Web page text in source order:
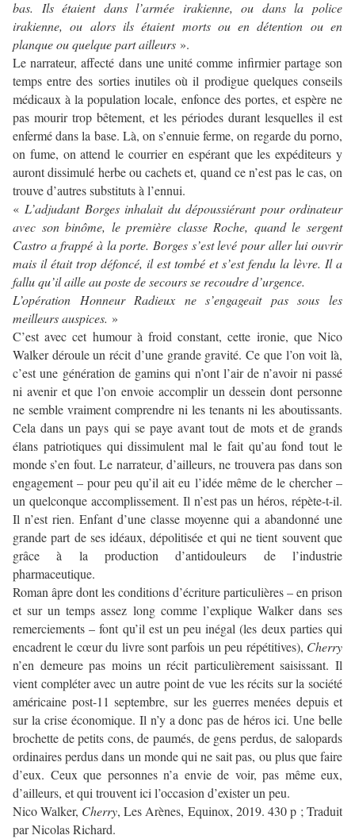
bas. Ils étaient dans l’armée irakienne, ou dans la police
irakienne, ou alors ils étaient morts ou en détention ou en
planque ou quelque part ailleurs ».
Le narrateur, affecté dans une unité comme infirmier partage son
temps entre des sorties inutiles où il prodigue quelques conseils
médicaux à la population locale, enfonce des portes, et espère ne
pas mourir trop bêtement, et les périodes durant lesquelles il est
enfermé dans la base. Là, on s’ennuie ferme, on regarde du porno,
on fume, on attend le courrier en espérant que les expéditeurs y
auront dissimulé herbe ou cachets et, quand ce n’est pas le cas, on
trouve d’autres substituts à l’ennui.
« L’adjudant Borges inhalait du dépoussiérant pour ordinateur
avec son binôme, le première classe Roche, quand le sergent
Castro a frappé à la porte. Borges s’est levé pour aller lui ouvrir
mais il était trop défoncé, il est tombé et s’est fendu la lèvre. Il a
fallu qu’il aille au poste de secours se recoudre d’urgence.
L’opération Honneur Radieux ne s’engageait pas sous les
meilleurs auspices. »
C’est avec cet humour à froid constant, cette ironie, que Nico
Walker déroule un récit d’une grande gravité. Ce que l’on voit là,
c’est une génération de gamins qui n’ont l’air de n’avoir ni passé
ni avenir et que l’on envoie accomplir un dessein dont personne
ne semble vraiment comprendre ni les tenants ni les aboutissants.
Cela dans un pays qui se paye avant tout de mots et de grands
élans patriotiques qui dissimulent mal le fait qu’au fond tout le
monde s’en fout. Le narrateur, d’ailleurs, ne trouvera pas dans son
engagement – pour peu qu’il ait eu l’idée même de le chercher –
un quelconque accomplissement. Il n’est pas un héros, répète-t-il.
Il n’est rien. Enfant d’une classe moyenne qui a abandonné une
grande part de ses idéaux, dépolitisée et qui ne tient souvent que
grâce à la production d’antidouleurs de l’industrie
pharmaceutique.
Roman âpre dont les conditions d’écriture particulières – en prison
et sur un temps assez long comme l’explique Walker dans ses
remerciements – font qu’il est un peu inégal (les deux parties qui
encadrent le cœur du livre sont parfois un peu répétitives), Cherry
n’en demeure pas moins un récit particulièrement saisissant. Il
vient compléter avec un autre point de vue les récits sur la société
américaine post-11 septembre, sur les guerres menées depuis et
sur la crise économique. Il n’y a donc pas de héros ici. Une belle
brochette de petits cons, de paumés, de gens perdus, de salopards
ordinaires perdus dans un monde qui ne sait pas, ou plus que faire
d’eux. Ceux que personnes n’a envie de voir, pas même eux,
d’ailleurs, et qui trouvent ici l’occasion d’exister un peu.
Nico Walker, Cherry, Les Arènes, Equinox, 2019. 430 p ; Traduit
par Nicolas Richard.